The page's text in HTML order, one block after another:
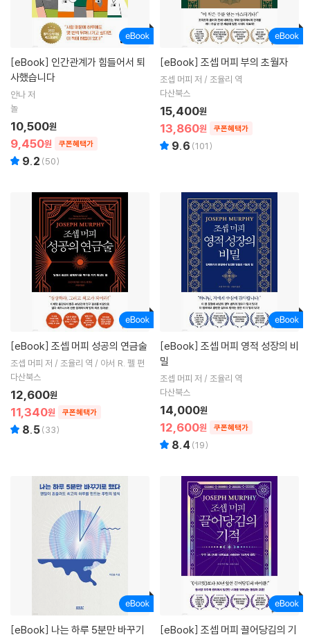
[eBook]
사했습니다
안나 저
놀
9,450원 쿠폰혜택가
10,500원
9.2 (50)
[eBook] 조셉 머피 부의 초월자
조셉 머피 저 / 조율리 역
다산북스
13,860원 쿠폰혜택가
15,400원
9.6 (101)
[eBook] 조셉 머피 성공의 연금술
조셉 머피 저 / 조율리 역 / 아서 R. 펠 편
다산북스
11,340원 쿠폰혜택가
12,600원
8.5(33)
[eBook]
밀
조셉 머피 저 / 조율리 역
다산북스
12,600원 쿠폰혜택가
14,000원
8.4 (19)
[eBook] [eBook]